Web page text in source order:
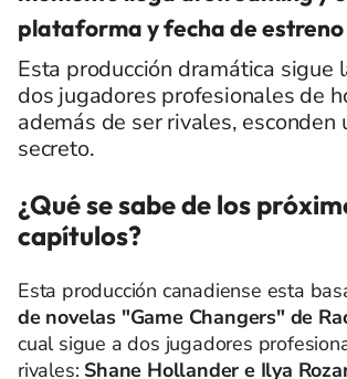
plataforma y fecha de estreno
Esta producción dramática sigue
dos jugadores profesionales de
además de ser rivales, esconden
secreto.
¿Qué se sabe de los
capítulos?
Esta producción canadiense esta
de novelas "Game Changers" de
cual sigue a dos jugadores
rivales: Shane Hollander e Ilya